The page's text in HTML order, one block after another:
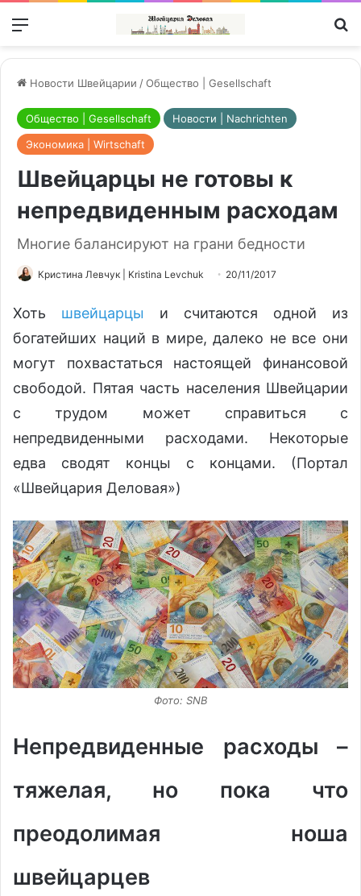
Меню
Новости Швейцарии /Общество | Gesellschaft
Общество | Gesellschaft
Новости | Nachrichten
Экономика | Wirtschaft
Швейцарцы не готовы к
непредвиденным расходам
Многие балансируют на грани бедности
Кристина Левчук | Kristina Levchuk 20/11/2017
Хоть швейцарцы и считаются одной из
богатейших наций в мире, далеко не все они
могут похвастаться настоящей финансовой
свободой. Пятая часть населения Швейцарии
с трудом может справиться с
непредвиденными расходами. Некоторые
едва сводят концы с концами. (Портал
«Швейцария Деловая»)
Фото: SNB
Непредвиденные расходы –
тяжелая, но пока что
преодолимая ноша
швейцарцев